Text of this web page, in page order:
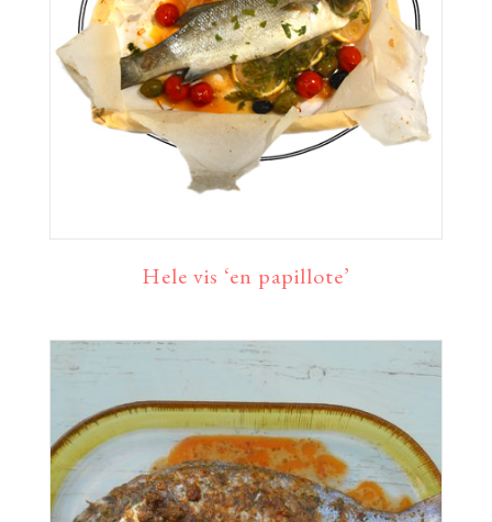
Hele vis ‘en papillote’